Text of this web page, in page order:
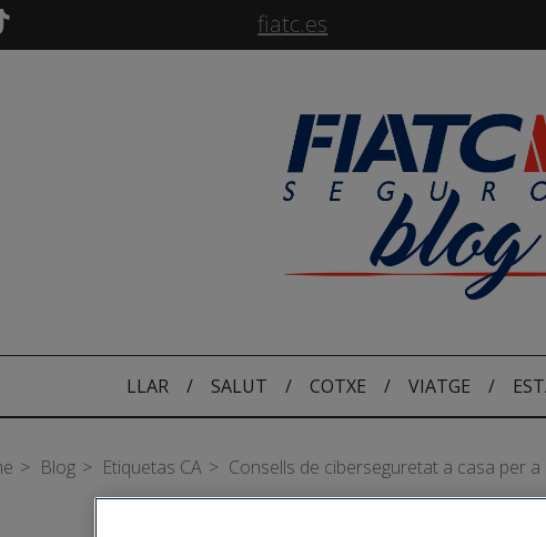
fiatc.es
LLAR / SALUT / COTXE / VIATGE /
Blog Etiquetas CA Consells de ciberseguretat a casa per